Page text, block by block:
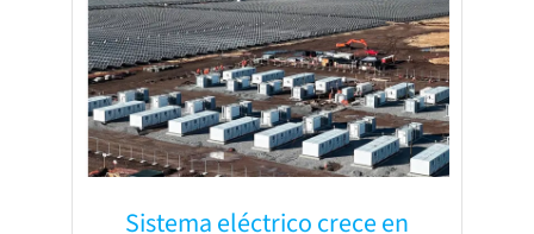
Sistema eléctrico crece en